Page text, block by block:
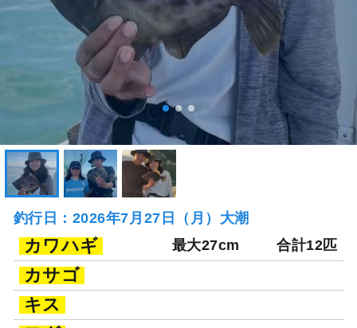
釣行日：2026年7月27日（月）大潮
カワハギ 最大27cm 合計12匹
カサゴ
キス